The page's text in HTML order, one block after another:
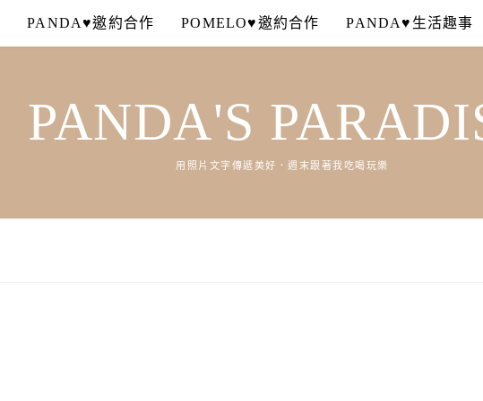
PANDA♥邀約合作 POMELO♥邀約合作 PANDA♥生活趣事
PANDA'S
用照片文字傳遞美好．週末跟著我吃喝玩樂